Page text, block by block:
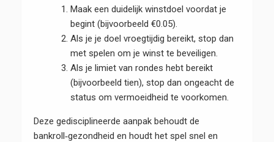
Maak een duidelijk winstdoel voordat je
begint (bijvoorbeeld €0.05).
Als je je doel vroegtijdig bereikt, stop dan
met spelen om je winst te beveiligen.
Als je limiet van rondes hebt bereikt
(bijvoorbeeld tien), stop dan ongeacht de
status om vermoeidheid te voorkomen.
Deze gedisciplineerde aanpak behoudt de
bankroll‑gezondheid en houdt het spel snel en